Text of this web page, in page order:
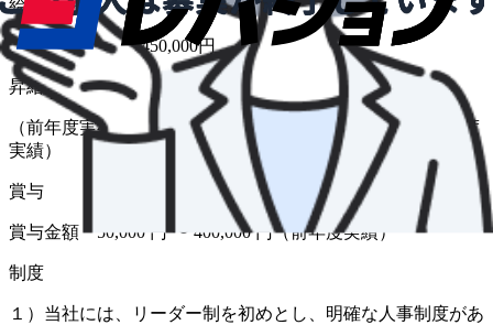
給与
月給 360,000円〜450,000円
昇給
（前年度実績 あり） 金額 1月あたり 5,000 円 〜（前年度
実績）
賞与
賞与金額 50,000 円 〜 400,000 円（前年度実績）
制度
１）当社には、リーダー制を初めとし、明確な人事制度があ